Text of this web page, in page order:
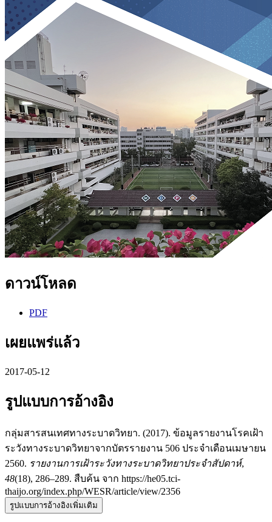
ดาวน์โหลด
PDF
เผยแพร่แล้ว
2017-05-12
รูปแบบการอ้างอิง
กลุ่มสารสนเทศทางระบาดวิทยา. (2017). ข้อมูลรายงานโรคเฝ้า
ระวังทางระบาดวิทยาจากบัตรรายงาน 506 ประจำเดือนเมษายน
2560. รายงานการเฝ้าระวังทางระบาดวิทยาประจำสัปดาห์,
48(18), 286–289. สืบค้น จาก https://he05.tci-
thaijo.org/index.php/WESR/article/view/2356
รูปแบบการอ้างอิงเพิ่มเติม